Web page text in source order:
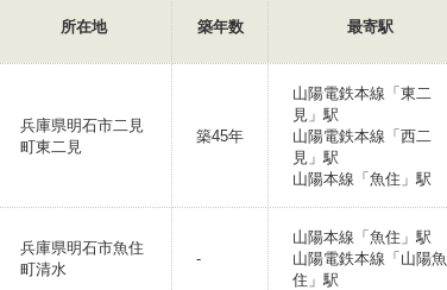
所在地 築年数 最寄駅
兵庫県明石市二見
町東二見
築45年
山陽電鉄本線「東二
見」駅
山陽電鉄本線「西二
見」駅
山陽本線「魚住」駅
兵庫県明石市魚住
町清水
-
山陽本線「魚住」駅
山陽電鉄本線「山陽魚
住」駅